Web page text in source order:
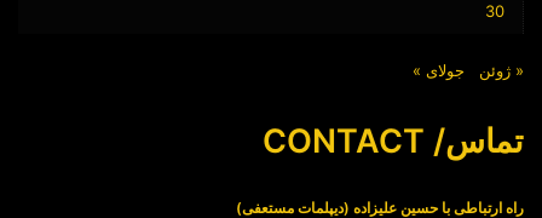
30
« ژوئن جولای »
تماس/ CONTACT
راه ارتباطی با حسین علیزاده (دیپلمات مستعفی)